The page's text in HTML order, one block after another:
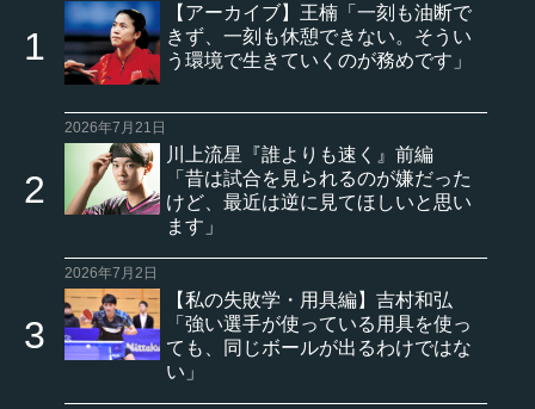
【アーカイブ】王楠「一刻も油断で
きず、一刻も休憩できない。そうい
う環境で生きていくのが務めです」
2026年7月21日
川上流星『誰よりも速く』前編
「昔は試合を見られるのが嫌だった
けど、最近は逆に見てほしいと思い
ます」
2026年7月2日
【私の失敗学・用具編】吉村和弘
「強い選手が使っている用具を使っ
ても、同じボールが出るわけではな
い」